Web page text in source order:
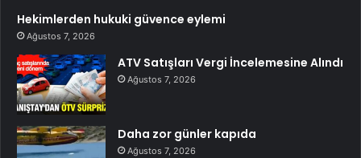
Hekimlerden hukuki güvence eylemi
Ağustos 7, 2026
ATV Satışları Vergi İncelemesine Alındı
Ağustos 7, 2026
Daha zor günler kapıda
Ağustos 7, 2026